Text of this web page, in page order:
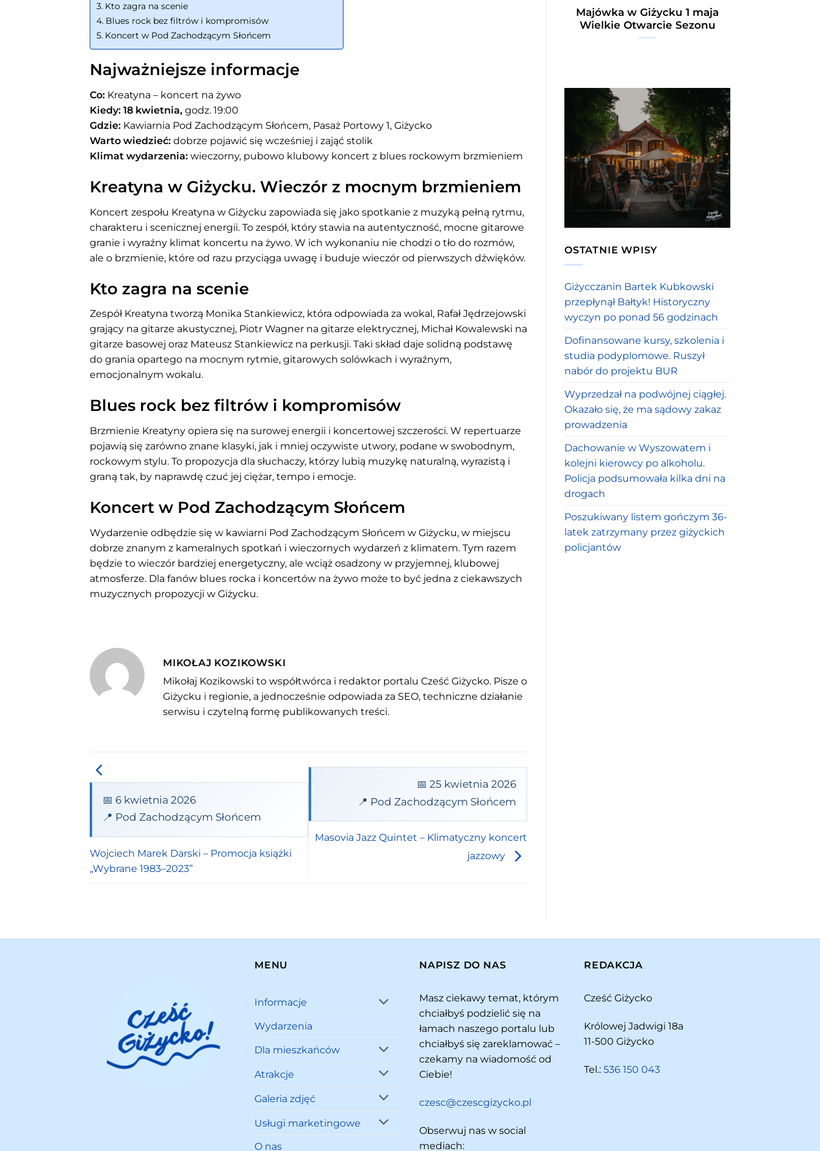
Kto zagra na scenie
Blues rock bez filtrów i kompromisów
Koncert w Pod Zachodzącym Słońcem
Najważniejsze informacje
Co: Kreatyna – koncert na żywo
Kiedy: 18 kwietnia, godz. 19:00
Gdzie: Kawiarnia Pod Zachodzącym Słońcem, Pasaż Portowy 1, Giżycko
Warto wiedzieć: dobrze pojawić się wcześniej i zająć stolik
Klimat wydarzenia: wieczorny, pubowo klubowy koncert z blues rockowym brzmieniem
Kreatyna w Giżycku. Wieczór z mocnym brzmieniem
Koncert zespołu Kreatyna w Giżycku zapowiada się jako spotkanie z muzyką pełną rytmu,
charakteru i scenicznej energii. To zespół, który stawia na autentyczność, mocne gitarowe
granie i wyraźny klimat koncertu na żywo. W ich wykonaniu nie chodzi o tło do rozmów,
ale o brzmienie, które od razu przyciąga uwagę i buduje wieczór od pierwszych dźwięków.
Kto zagra na scenie
Zespół Kreatyna tworzą Monika Stankiewicz, która odpowiada za wokal, Rafał Jędrzejowski
grający na gitarze akustycznej, Piotr Wagner na gitarze elektrycznej, Michał Kowalewski na
gitarze basowej oraz Mateusz Stankiewicz na perkusji. Taki skład daje solidną podstawę
do grania opartego na mocnym rytmie, gitarowych solówkach i wyraźnym,
emocjonalnym wokalu.
Blues rock bez filtrów i kompromisów
Brzmienie Kreatyny opiera się na surowej energii i koncertowej szczerości. W repertuarze
pojawią się zarówno znane klasyki, jak i mniej oczywiste utwory, podane w swobodnym,
rockowym stylu. To propozycja dla słuchaczy, którzy lubią muzykę naturalną, wyrazistą i
graną tak, by naprawdę czuć jej ciężar, tempo i emocje.
Koncert w Pod Zachodzącym Słońcem
Wydarzenie odbędzie się w kawiarni Pod Zachodzącym Słońcem w Giżycku, w miejscu
dobrze znanym z kameralnych spotkań i wieczornych wydarzeń z klimatem. Tym razem
będzie to wieczór bardziej energetyczny, ale wciąż osadzony w przyjemnej, klubowej
atmosferze. Dla fanów blues rocka i koncertów na żywo może to być jedna z ciekawszych
muzycznych propozycji w Giżycku.
MIKOŁAJ KOZIKOWSKI
Mikołaj Kozikowski to współtwórca i redaktor portalu Cześć Giżycko. Pisze o
Giżycku i regionie, a jednocześnie odpowiada za SEO, techniczne działanie
serwisu i czytelną formę publikowanych treści.
📅 6 kwietnia 2026
📍 Pod Zachodzącym Słońcem
Wojciech Marek Darski – Promocja książki
„Wybrane 1983–2023”
📅 25 kwietnia 2026
📍 Pod Zachodzącym Słońcem
Masovia Jazz Quintet – Klimatyczny koncert
jazzowy
Majówka w Giżycku 1 maja
Wielkie Otwarcie Sezonu
OSTATNIE WPISY
Giżycczanin Bartek Kubkowski
przepłynął Bałtyk! Historyczny
wyczyn po ponad 56 godzinach
Dofinansowane kursy, szkolenia i
studia podyplomowe. Ruszył
nabór do projektu BUR
Wyprzedzał na podwójnej ciągłej.
Okazało się, że ma sądowy zakaz
prowadzenia
Dachowanie w Wyszowatem i
kolejni kierowcy po alkoholu.
Policja podsumowała kilka dni na
drogach
Poszukiwany listem gończym 36-
latek zatrzymany przez giżyckich
policjantów
MENU
Informacje
Wydarzenia
Dla mieszkańców
Atrakcje
Galeria zdjęć
Usługi marketingowe
O nas
NAPISZ DO NAS
Masz ciekawy temat, którym
chciałbyś podzielić się na
łamach naszego portalu lub
chciałbyś się zareklamować –
czekamy na wiadomość od
Ciebie!
czesc@czescgizycko.pl
Obserwuj nas w social
mediach:
REDAKCJA
Cześć Giżycko
Królowej Jadwigi 18a
11-500 Giżycko
Tel.: 536 150 043